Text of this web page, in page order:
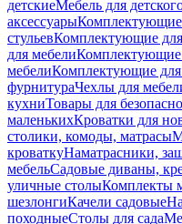
детскиеМебель для
аксессуарыКомплектующие
стульевКомплектующие
для мебелиКомплектующие
мебелиКомплектующие
фурнитураЧехлы для
кухниТовары для
маленькихКроватки для
столики, комоды, матрасы
кроваткуНаматрасники,
мебельСадовые диваны,
уличные столыКомплекты
шезлонгиКачели садовые
походныеСтолы для сада